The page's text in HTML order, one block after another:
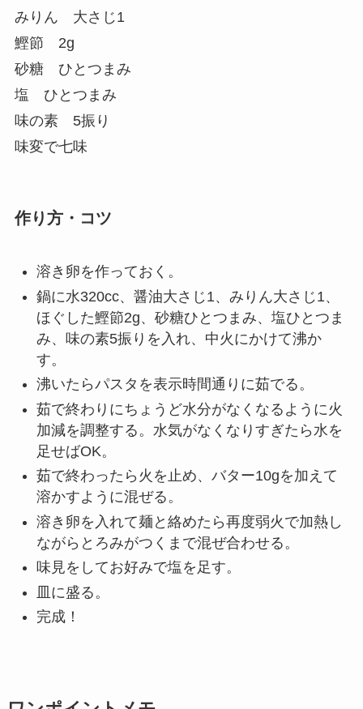
みりん 大さじ1
鰹節 2g
砂糖 ひとつまみ
塩 ひとつまみ
味の素 5振り
味変で七味
作り方・コツ
溶き卵を作っておく。
鍋に水320cc、醤油大さじ1、みりん大さじ1、
ほぐした鰹節2g、砂糖ひとつまみ、塩ひとつま
み、味の素5振りを入れ、中火にかけて沸か
す。
沸いたらパスタを表示時間通りに茹でる。
茹で終わりにちょうど水分がなくなるように火
加減を調整する。水気がなくなりすぎたら水を
足せばOK。
茹で終わったら火を止め、バター10gを加えて
溶かすように混ぜる。
溶き卵を入れて麺と絡めたら再度弱火で加熱し
ながらとろみがつくまで混ぜ合わせる。
味見をしてお好みで塩を足す。
皿に盛る。
完成！